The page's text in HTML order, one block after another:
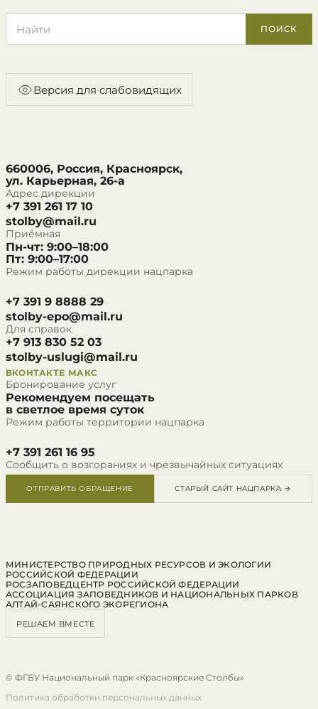
ПОИСК
Версия для слабовидящих
660006, Россия, Красноярск,
ул. Карьерная, 26-а
Адрес дирекции
+7 391 261 17 10
stolby@mail.ru
Приёмная
Пн-чт: 9:00–18:00
Пт: 9:00–17:00
Режим работы дирекции нацпарка
+7 391 9 8888 29
stolby-epo@mail.ru
Для справок
+7 913 830 52 03
stolby-uslugi@mail.ru
ВКОНТАКТЕ МАКС
Бронирование услуг
Рекомендуем посещать
в светлое время суток
Режим работы территории нацпарка
+7 391 261 16 95
Сообщить о возгораниях и чрезвычайных ситуациях
ОТПРАВИТЬ ОБРАЩЕНИЕ СТАРЫЙ САЙТ НАЦПАРКА →
МИНИСТЕРСТВО ПРИРОДНЫХ РЕСУРСОВ И ЭКОЛОГИИ
РОССИЙСКОЙ ФЕДЕРАЦИИ
РОСЗАПОВЕДЦЕНТР РОССИЙСКОЙ ФЕДЕРАЦИИ
АССОЦИАЦИЯ ЗАПОВЕДНИКОВ И НАЦИОНАЛЬНЫХ ПАРКОВ
АЛТАЙ-САЯНСКОГО ЭКОРЕГИОНА
РЕШАЕМ ВМЕСТЕ
© ФГБУ Национальный парк «Красноярские Столбы»
Политика обработки персональных данных